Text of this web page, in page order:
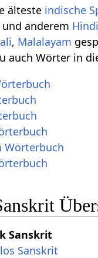
älteste indische
und anderem Hindi
, Malalayam
auch Wörter in
Wörterbuch
Sanskrit
Sanskrit